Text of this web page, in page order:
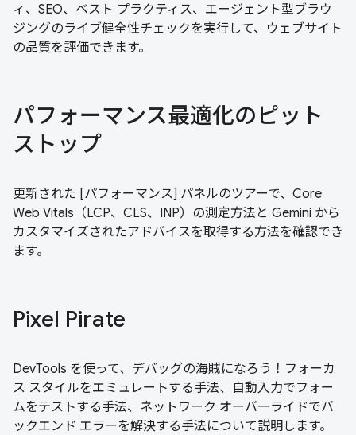
ィ、SEO、ベスト プラクティス、エージェント型ブラウ
ジングのライブ健全性チェックを実行して、ウェブサイト
の品質を評価できます。
パフォーマンス最適化のピット
ストップ
更新された [パフォーマンス] パネルのツアーで、Core
Web Vitals（LCP、CLS、INP）の測定方法と Gemini から
カスタマイズされたアドバイスを取得する方法を確認でき
ます。
Pixel Pirate
DevTools を使って、デバッグの海賊になろう！フォーカ
ス スタイルをエミュレートする手法、自動入力でフォー
ムをテストする手法、ネットワーク オーバーライドでバ
ックエンド エラーを解決する手法について説明します。